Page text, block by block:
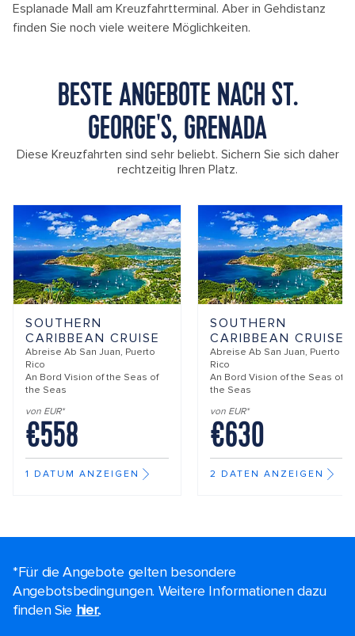
Esplanade Mall am Kreuzfahrtterminal. Aber in Gehdistanz
finden Sie noch viele weitere Möglichkeiten.
BESTE ANGEBOTE NACH ST.
GEORGE'S, GRENADA
Diese Kreuzfahrten sind sehr beliebt. Sichern Sie sich daher
rechtzeitig Ihren Platz.
SOUTHERN
CARIBBEAN CRUISE
Abreise Ab San Juan, Puerto
Rico
An Bord Vision of the Seas of
the Seas
von EUR*
€558
1 DATUM ANZEIGEN
SOUTHERN
CARIBBEAN CRUISE
Abreise Ab San Juan, Puerto
Rico
An Bord Vision of the Seas of
the Seas
von EUR*
€630
2 DATEN ANZEIGEN
*Für die Angebote gelten besondere
Angebotsbedingungen. Weitere Informationen dazu
finden Sie hier..